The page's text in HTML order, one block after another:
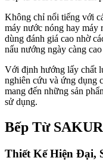
Không chỉ nổi tiếng với
máy nước nóng hay
dùng đánh giá cao nhờ
nấu nướng ngày càng
Với định hướng lấy chất
nghiên cứu và ứng dụng
mang đến những sản
sử dụng.
Bếp Từ
Thiết Kế Hiện Đại,